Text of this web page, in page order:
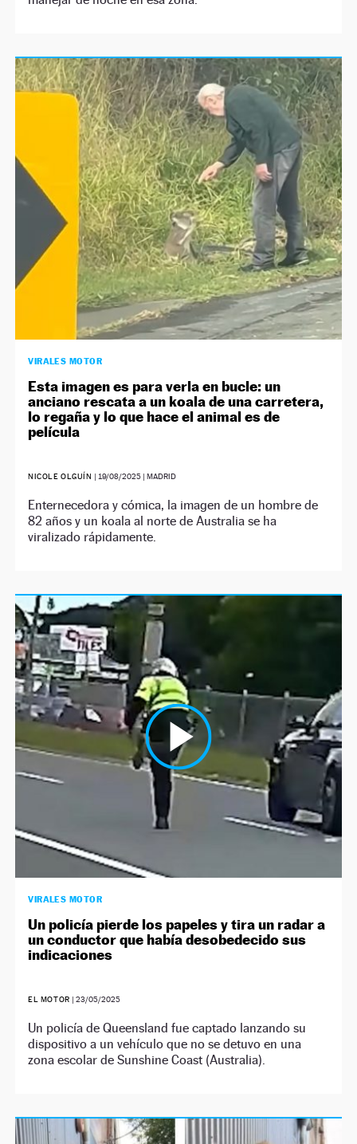
VIRALES MOTOR
Esta imagen es para verla en bucle: un
anciano rescata a un koala de una carretera,
lo regaña y lo que hace el animal es de
película
NICOLE OLGUÍN | 19/08/2025| MADRID
Enternecedora y cómica, la imagen de un hombre de
82 años y un koala al norte de Australia se ha
viralizado rápidamente.
VIRALES MOTOR
Un policía pierde los papeles y tira un radar a
un conductor que había desobedecido sus
indicaciones
EL MOTOR | 23/05/2025
Un policía de Queensland fue captado lanzando su
dispositivo a un vehículo que no se detuvo en una
zona escolar de Sunshine Coast (Australia).